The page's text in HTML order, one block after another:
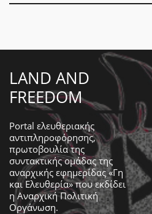
LAND AND
FREEDOM
Portal ελευθεριακής
αντιπληροφόρησης,
πρωτοβουλία της
συντακτικής ομάδας της
αναρχικής εφημερίδας «Γη
και Ελευθερία» που εκδίδει
ηΑναρχική Πολιτική
Οργάνωση.